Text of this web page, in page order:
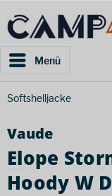
Menü
Softshelljacke
Vaude
Elope
Hoody W